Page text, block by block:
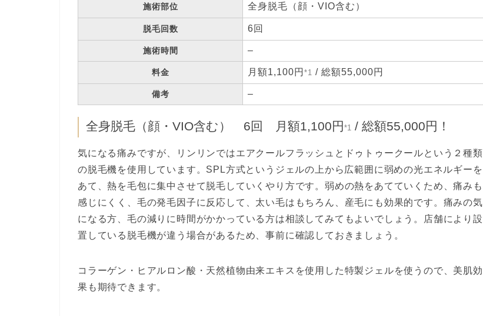
施術部位 全身脱毛（顔・VIO含む）
脱毛回数 6回
施術時間 –
料金 月額1,100円 *1 / 総額55,000円
備考 –
全身脱毛（顔・VIO含む） 6回 月額1,100円 *1 / 総額55,000円！
気になる痛みですが、リンリンではエアクールフラッシュとドゥトゥークールという２種類
の脱毛機を使用しています。SPL方式というジェルの上から広範囲に弱めの光エネルギーを
あて、熱を毛包に集中させて脱毛していくやり方です。弱めの熱をあてていくため、痛みも
感じにくく、毛の発毛因子に反応して、太い毛はもちろん、産毛にも効果的です。痛みの気
になる方、毛の減りに時間がかかっている方は相談してみてもよいでしょう。店舗により設
置している脱毛機が違う場合があるため、事前に確認しておきましょう。
コラーゲン・ヒアルロン酸・天然植物由来エキスを使用した特製ジェルを使うので、美肌効
果も期待できます。